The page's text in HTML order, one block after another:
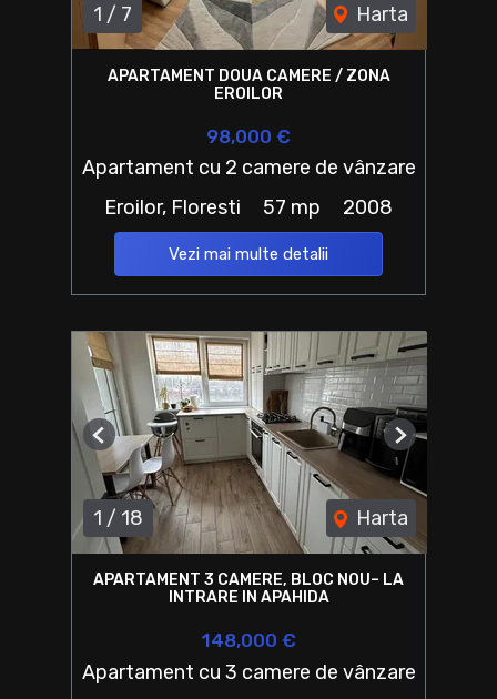
1 / 7 Harta
APARTAMENT DOUA CAMERE / ZONA
EROILOR
98,000 €
Apartament cu 2 camere de vânzare
Eroilor, Floresti
57 mp 2008
Vezi mai multe detalii
1 / 18 Harta
Previous Next
APARTAMENT 3 CAMERE, BLOC NOU– LA
INTRARE IN APAHIDA
148,000 €
Apartament cu 3 camere de vânzare